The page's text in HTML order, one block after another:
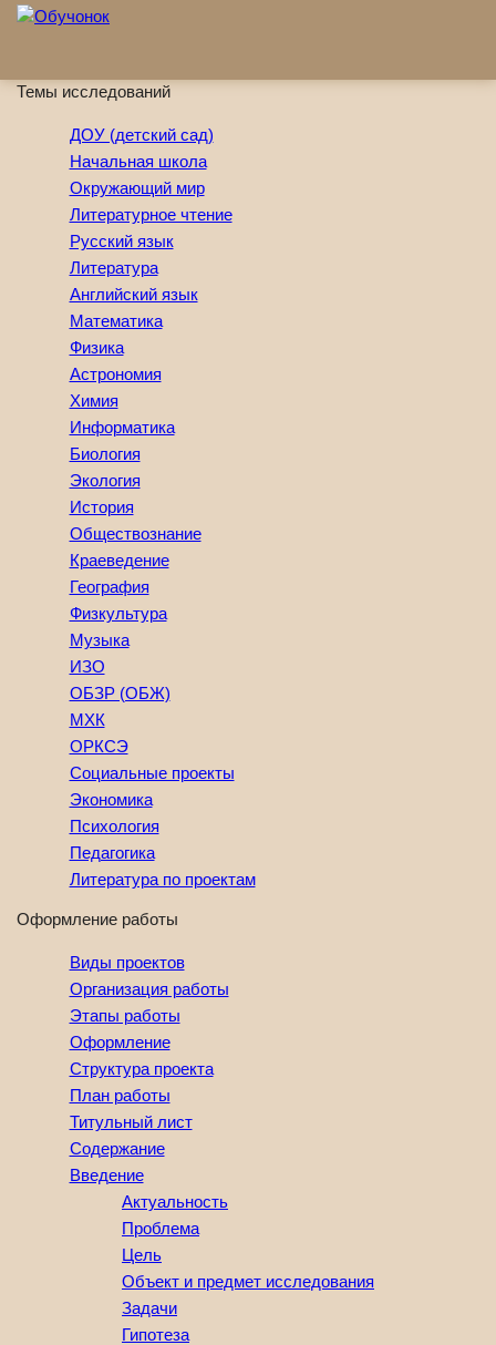
Перейти к основному содержанию
Темы исследований
ДОУ (детский сад)
Начальная школа
Окружающий мир
Литературное чтение
Русский язык
Литература
Английский язык
Математика
Физика
Астрономия
Химия
Информатика
Биология
Экология
История
Обществознание
Краеведение
География
Физкультура
Музыка
ИЗО
ОБЗР (ОБЖ)
МХК
ОРКСЭ
Социальные проекты
Экономика
Психология
Педагогика
Литература по проектам
Оформление работы
Виды проектов
Организация работы
Этапы работы
Оформление
Структура проекта
План работы
Титульный лист
Содержание
Введение
Актуальность
Проблема
Цель
Объект и предмет исследования
Задачи
Гипотеза